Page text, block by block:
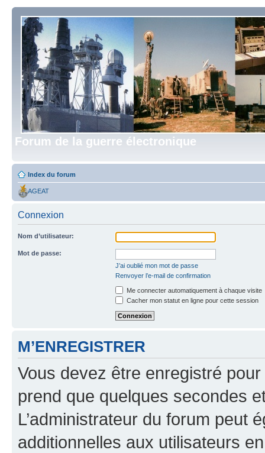
Forum de la guerre électronique
Index du forum
AGEAT
Connexion
Nom d’utilisateur:
Mot de passe:
J’ai oublié mon mot de passe
Renvoyer l’e-mail de confirmation
Me connecter automatiquement à chaque visite
Cacher mon statut en ligne pour cette session
M’ENREGISTRER
Vous devez être enregistré
prend que quelques secondes
L’administrateur du forum peut
additionnelles aux utilisateurs